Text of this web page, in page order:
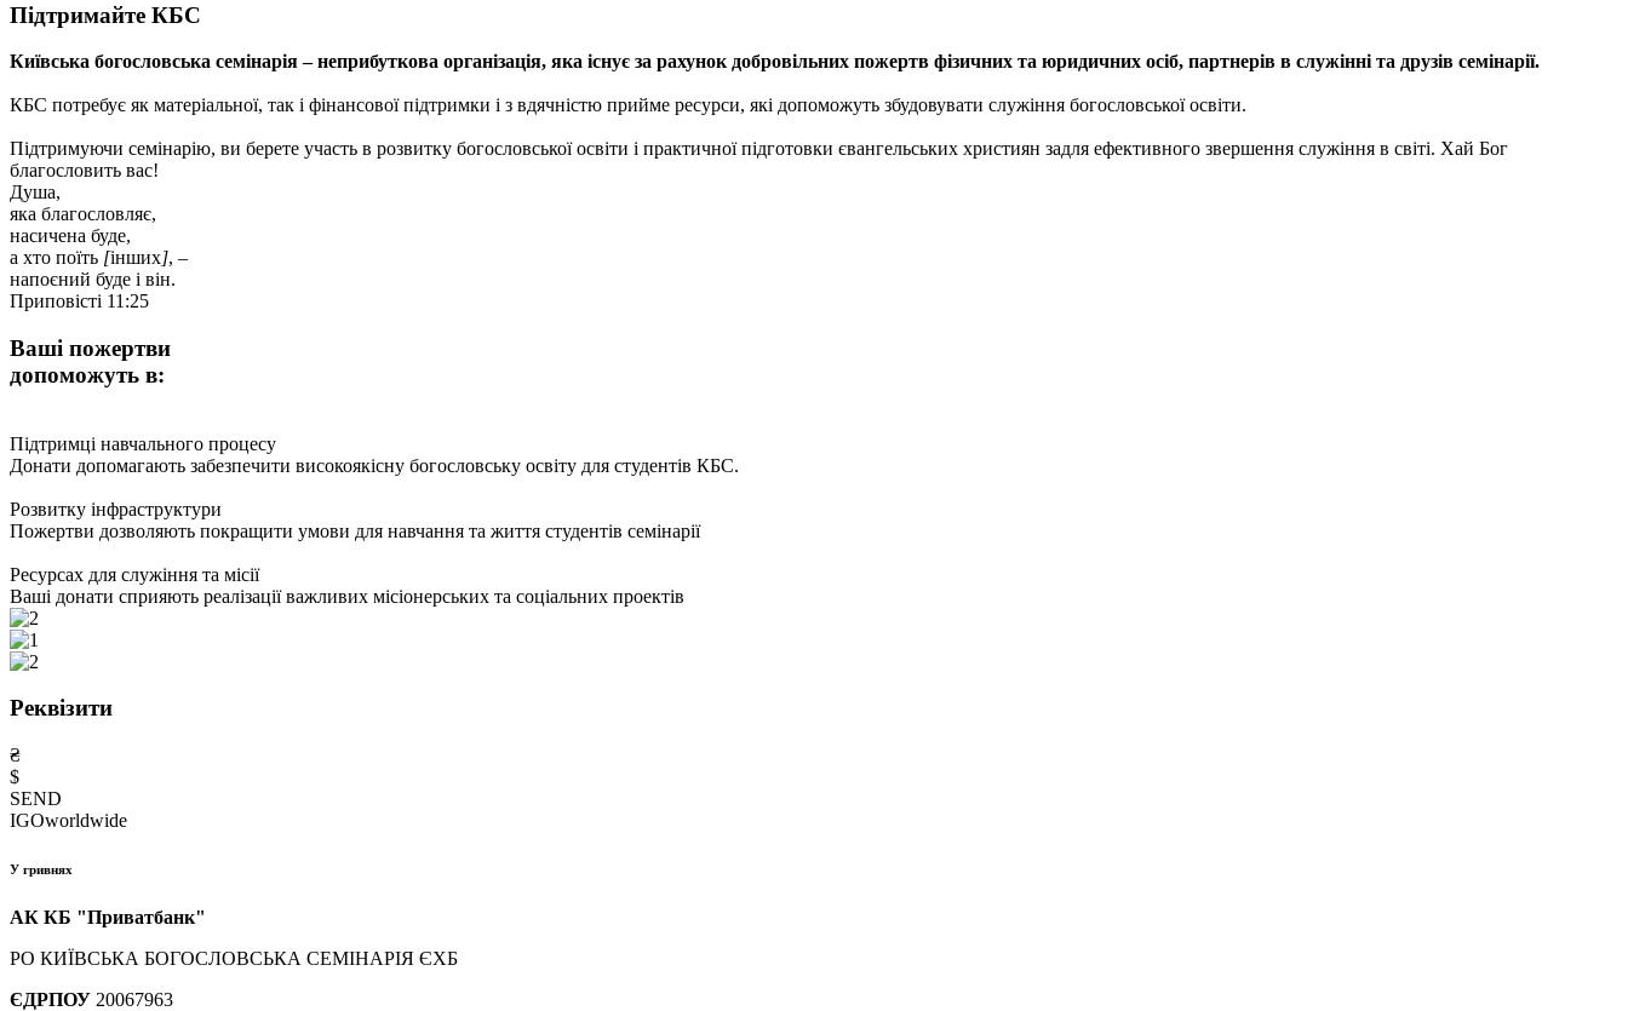
Підтримайте КБС
Київська богословська семінарія – неприбуткова організація, яка існує за рахунок добровільних пожертв фізичних та юридичних осіб, партнерів в служінні та друзів семінарії.
КБС потребує як матеріальної, так і фінансової підтримки і з вдячністю прийме ресурси, які допоможуть збудовувати служіння богословської освіти.
Підтримуючи семінарію, ви берете участь в розвитку богословської освіти і практичної підготовки євангельських християн задля ефективного звершення служіння в світі. Хай Бог
благословить вас!
Душа,
яка благословляє,
насичена буде,
а хто поїть [інших], –
напоєний буде і він.
Приповісті 11:25
Ваші пожертви
допоможуть в:
Підтримці навчального процесу
Донати допомагають забезпечити високоякісну богословську освіту для студентів КБС.
Розвитку інфраструктури
Пожертви дозволяють покращити умови для навчання та життя студентів семінарії
Ресурсах для служіння та місії
Ваші донати сприяють реалізації важливих місіонерських та соціальних проектів
Реквізити
₴
$
SEND
IGOworldwide
У гривнях
АК КБ "Приватбанк"
РО КИЇВСЬКА БОГОСЛОВСЬКА СЕМIНАРIЯ ЄХБ
ЄДРПОУ 20067963